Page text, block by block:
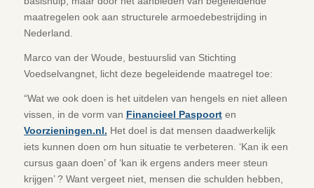
maatregelen ook aan structurele armoedebestrijding in
Nederland.
Marco van der Woude, bestuurslid van Stichting
Voedselvangnet, licht deze begeleidende maatregel toe:
“Wat we ook doen is het uitdelen van hengels en niet alleen
vissen, in de vorm van Financieel Paspoorten
Voorzieningen.nl. Het doel is dat mensen daadwerkelijk
iets kunnen doen om hun situatie te verbeteren. ‘Kan ik een
cursus gaan doen’ of ‘kan ik ergens anders meer steun
krijgen’ ? Want vergeet niet, mensen die schulden hebben,